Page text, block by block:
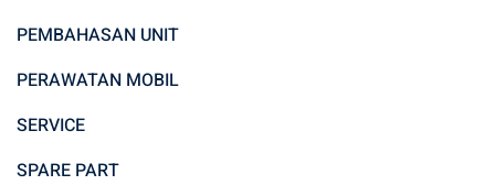
PEMBAHASAN UNIT
PERAWATAN MOBIL
SERVICE
SPARE PART